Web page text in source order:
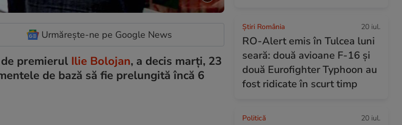
Urmărește-ne pe Google News
premierul Ilie Bolojan, a decis marți, 23
de bază să fie prelungită încă 6
Știri România 20 iul.
RO-Alert emis în Tulcea luni
seară: două avioane F-16 și
două Eurofighter Typhoon au
fost ridicate în scurt timp
Politică 20 iul.